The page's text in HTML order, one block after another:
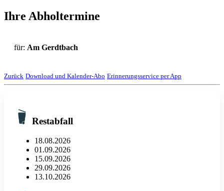
Ihre Abholtermine
für: Am Gerdtbach
Zurück Download und Kalender-Abo Erinnerungsservice per App
Restabfall
18.08.2026
01.09.2026
15.09.2026
29.09.2026
13.10.2026